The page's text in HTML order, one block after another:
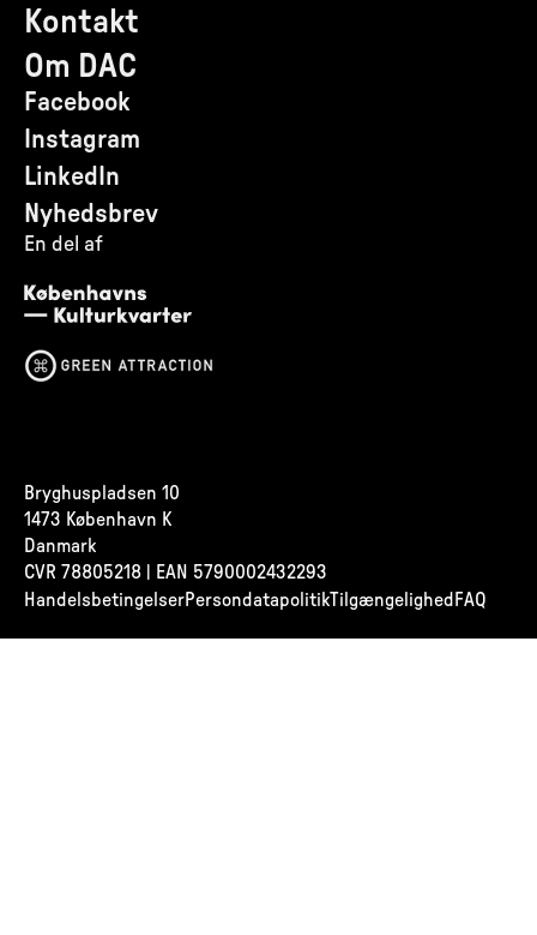
Kontakt
Om DAC
Facebook
Instagram
LinkedIn
Nyhedsbrev
En del af
Bryghuspladsen 10
1473 København K
Danmark
CVR 78805218 | EAN 5790002432293
HandelsbetingelserPersondatapolitikTilgængelighed FAQ